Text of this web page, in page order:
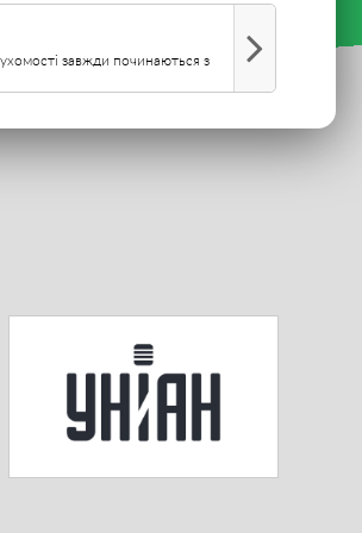
завжди починаються з